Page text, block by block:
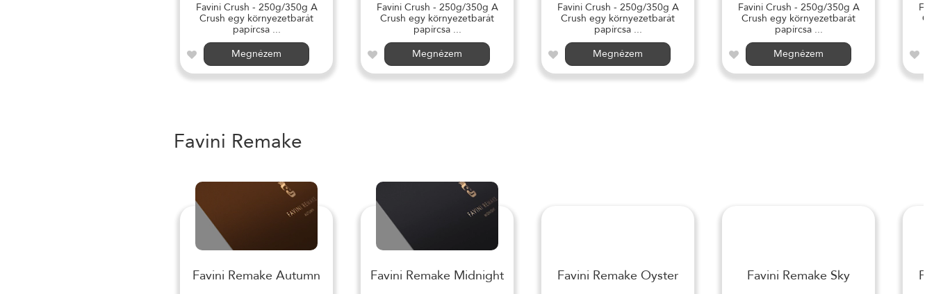
Favini Crush - 250g/350g A
Crush egy környezetbarát
papírcsa ...
Megnézem
Favini Crush - 250g/350g A
Crush egy környezetbarát
papírcsa ...
Megnézem
Favini Crush - 250g/350g A
Crush egy környezetbarát
papírcsa ...
Megnézem
Favini Crush - 250g/350g A
Crush egy környezetbarát
papírcsa ...
Megnézem
Favini Remake
Favini Remake Autumn Favini Remake Midnight Favini Remake Oyster Favini Remake Sky